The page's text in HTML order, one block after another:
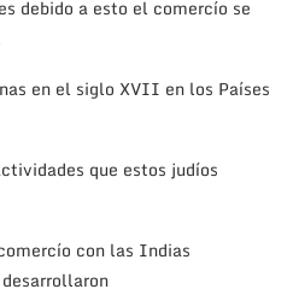
debido a esto el comercío se
en el siglo XVII en los Países
que estos judíos
con las Indias